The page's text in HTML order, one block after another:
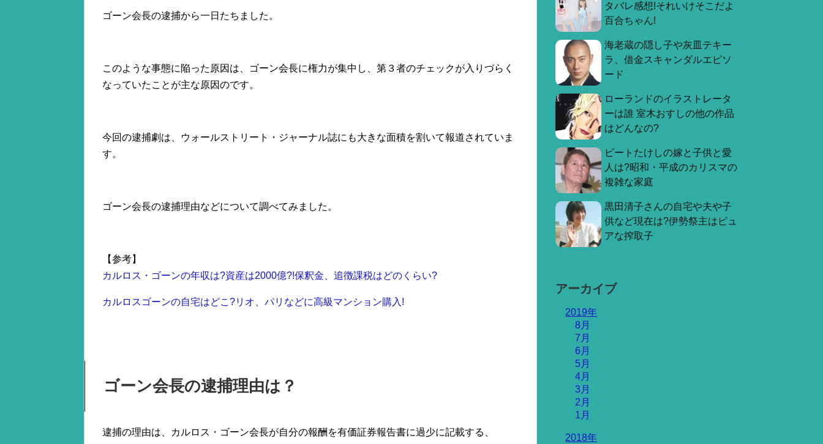
ゴーン会長の逮捕から一日たちました。
このような事態に陥った原因は、ゴーン会長に権力が集中し、第３者のチェックが入りづらく
なっていたことが主な原因のです。
今回の逮捕劇は、ウォールストリート・ジャーナル誌にも大きな面積を割いて報道されていま
す。
ゴーン会長の逮捕理由などについて調べてみました。
【参考】
カルロス・ゴーンの年収は?資産は2000億?!保釈金、追徴課税はどのくらい?
カルロスゴーンの自宅はどこ?リオ、パリなどに高級マンション購入!
ゴーン会長の逮捕理由は？
逮捕の理由は、カルロス・ゴーン会長が自分の報酬を有価証券報告書に過少に記載する、
タバレ感想!それいけそこだよ
百合ちゃん!
海老蔵の隠し子や灰皿テキー
ラ、借金スキャンダルエピソ
ード
ローランドのイラストレータ
ーは誰 室木おすしの他の作品
はどんなの?
ビートたけしの嫁と子供と愛
人は?昭和・平成のカリスマの
複雑な家庭
黒田清子さんの自宅や夫や子
供など現在は?伊勢祭主はピュ
アな搾取子
アーカイブ
2019年
8月
7月
6月
5月
4月
3月
2月
1月
2018年